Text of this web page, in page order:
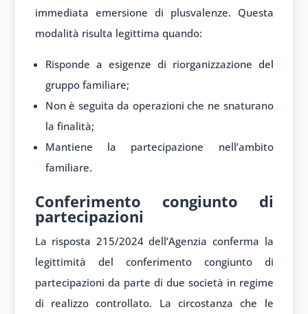
immediata emersione di plusvalenze. Questa
modalità risulta legittima quando:
Risponde a esigenze di riorganizzazione del
gruppo familiare;
Non è seguita da operazioni che ne snaturano
la finalità;
Mantiene la partecipazione nell’ambito
familiare.
Conferimento congiunto di
partecipazioni
La risposta 215/2024 dell’Agenzia conferma la
legittimità del conferimento congiunto di
partecipazioni da parte di due società in regime
di realizzo controllato. La circostanza che le